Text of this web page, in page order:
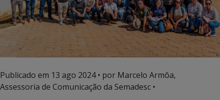
Publicado em 13 ago 2024• por Marcelo Armôa,
Assessoria de Comunicação da Semadesc •